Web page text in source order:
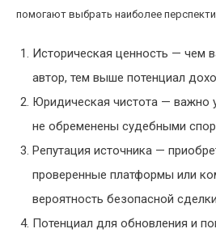
помогают выбрать наиболее
Историческая ценность — чем
автор, тем выше потенциал
Юридическая чистота — важно
не обременены судебными
Репутация источника —
проверенные платформы или
вероятность безопасной
Потенциал для обновления и